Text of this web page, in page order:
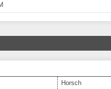
Horsch